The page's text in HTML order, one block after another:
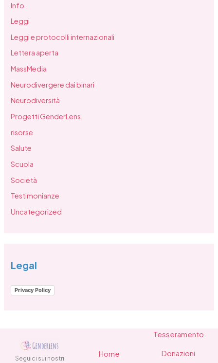
Info
Leggi
Leggi e protocolli internazionali
Lettera aperta
MassMedia
Neurodivergere dai binari
Neurodiversità
Progetti GenderLens
risorse
Salute
Scuola
Società
Testimonianze
Uncategorized
Legal
Privacy Policy
Seguici sui nostri
Home
Tesseramento
Donazioni